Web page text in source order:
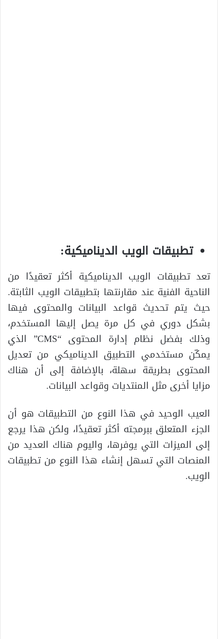
تطبيقات الويب الديناميكية:
تعد تطبيقات الويب الديناميكية أكثر تعقيدًا من
الناحية الفنية عند مقارنتها بتطبيقات الويب الثابتة.
حيث يتم تحديث قواعد البيانات والمحتوى فيها
بشكل دوري في كل مرة يصل إليها المستخدم،
وذلك بفضل نظام إدارة المحتوى “CMS” الذي
يمكّن مستخدمي التطبيق الديناميكي من تعديل
المحتوى بطريقة سهلة، بالإضافة إلى أن هناك
مزايا أخرى مثل المنتديات وقواعد البيانات.
العيب الوحيد في هذا النوع من التطبيقات هو أن
الجزء المتعلق ببرمجته أكثر تعقيدًا، ولكن هذا يرجع
إلى الميزات التي يوفرها، واليوم هناك العديد من
المنصات التي تسهل إنشاء هذا النوع من تطبيقات
الويب.